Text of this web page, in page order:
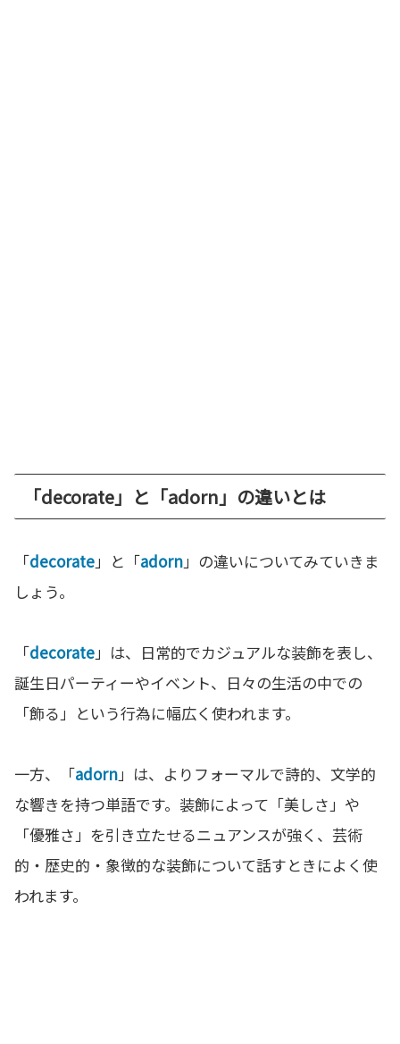
「decorate」と「adorn」の違いとは
「decorate」と「adorn」の違いについてみていきま
しょう。
「decorate」は、日常的でカジュアルな装飾を表し、
誕生日パーティーやイベント、日々の生活の中での
「飾る」という行為に幅広く使われます。
一方、「adorn」は、よりフォーマルで詩的、文学的
な響きを持つ単語です。装飾によって「美しさ」や
「優雅さ」を引き立たせるニュアンスが強く、芸術
的・歴史的・象徴的な装飾について話すときによく使
われます。